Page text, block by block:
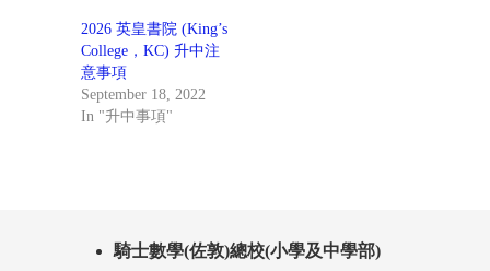
2026 英皇書院 (King’s
College，KC) 升中注
意事項
September 18, 2022
In "升中事項"
騎士數學(佐敦)總校(小學及中學部)